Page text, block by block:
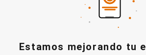
Estamos mejorando tu